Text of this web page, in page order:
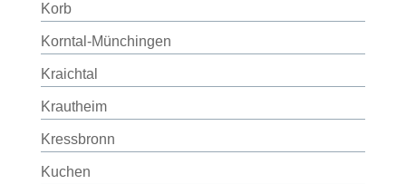
Korb
Korntal-Münchingen
Kraichtal
Krautheim
Kressbronn
Kuchen